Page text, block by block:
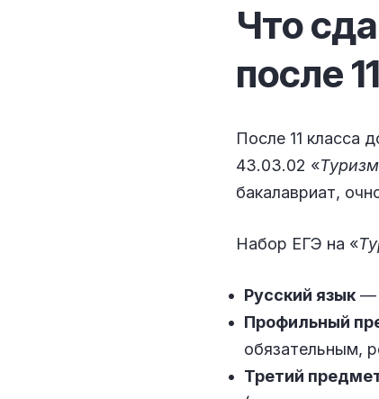
Что
после 11
После 11 класса
43.03.02 «Туризм
бакалавриат,
Набор ЕГЭ на «
Русский язык —
Профильный
обязательным,
Третий